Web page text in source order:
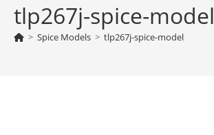
tlp267j-spice-model
> Spice Models > tlp267j-spice-model